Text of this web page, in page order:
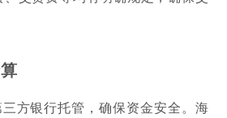
方银行托管，确保资金安全。海